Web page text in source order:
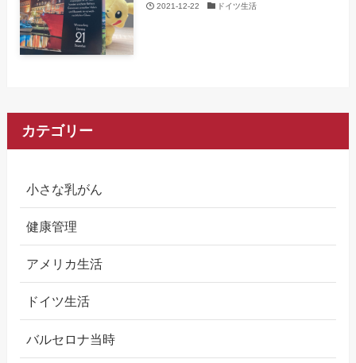
2021-12-22 ドイツ生活
カテゴリー
小さな乳がん
健康管理
アメリカ生活
ドイツ生活
バルセロナ当時